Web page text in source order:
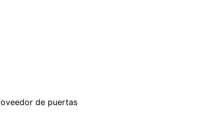
de puertas